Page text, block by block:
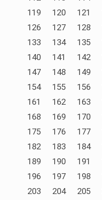
119
120 121
126
127 128
133
134 135
140
141 142
147
148 149
154
155 156
161
162 163
168
169 170
175
176 177
182
183 184
189
190 191
196
197 198
203
204 205